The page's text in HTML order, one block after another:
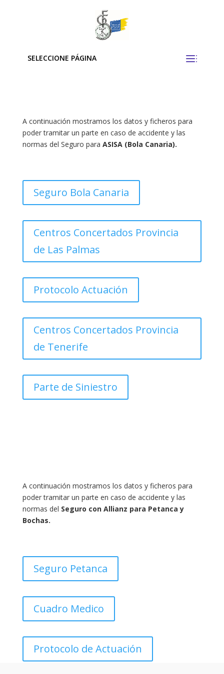
SELECCIONE PÁGINA
A continuación mostramos los datos y ficheros para
poder tramitar un parte en caso de accidente y las
normas del Seguro para ASISA (Bola Canaria).
Seguro Bola Canaria
Centros Concertados Provincia
de Las Palmas
Protocolo Actuación
Centros Concertados Provincia
de Tenerife
Parte de Siniestro
A continuación mostramos los datos y ficheros para
poder tramitar un parte en caso de accidente y las
normas del Seguro con Allianz para Petanca y
Bochas.
Seguro Petanca
Cuadro Medico
Protocolo de Actuación